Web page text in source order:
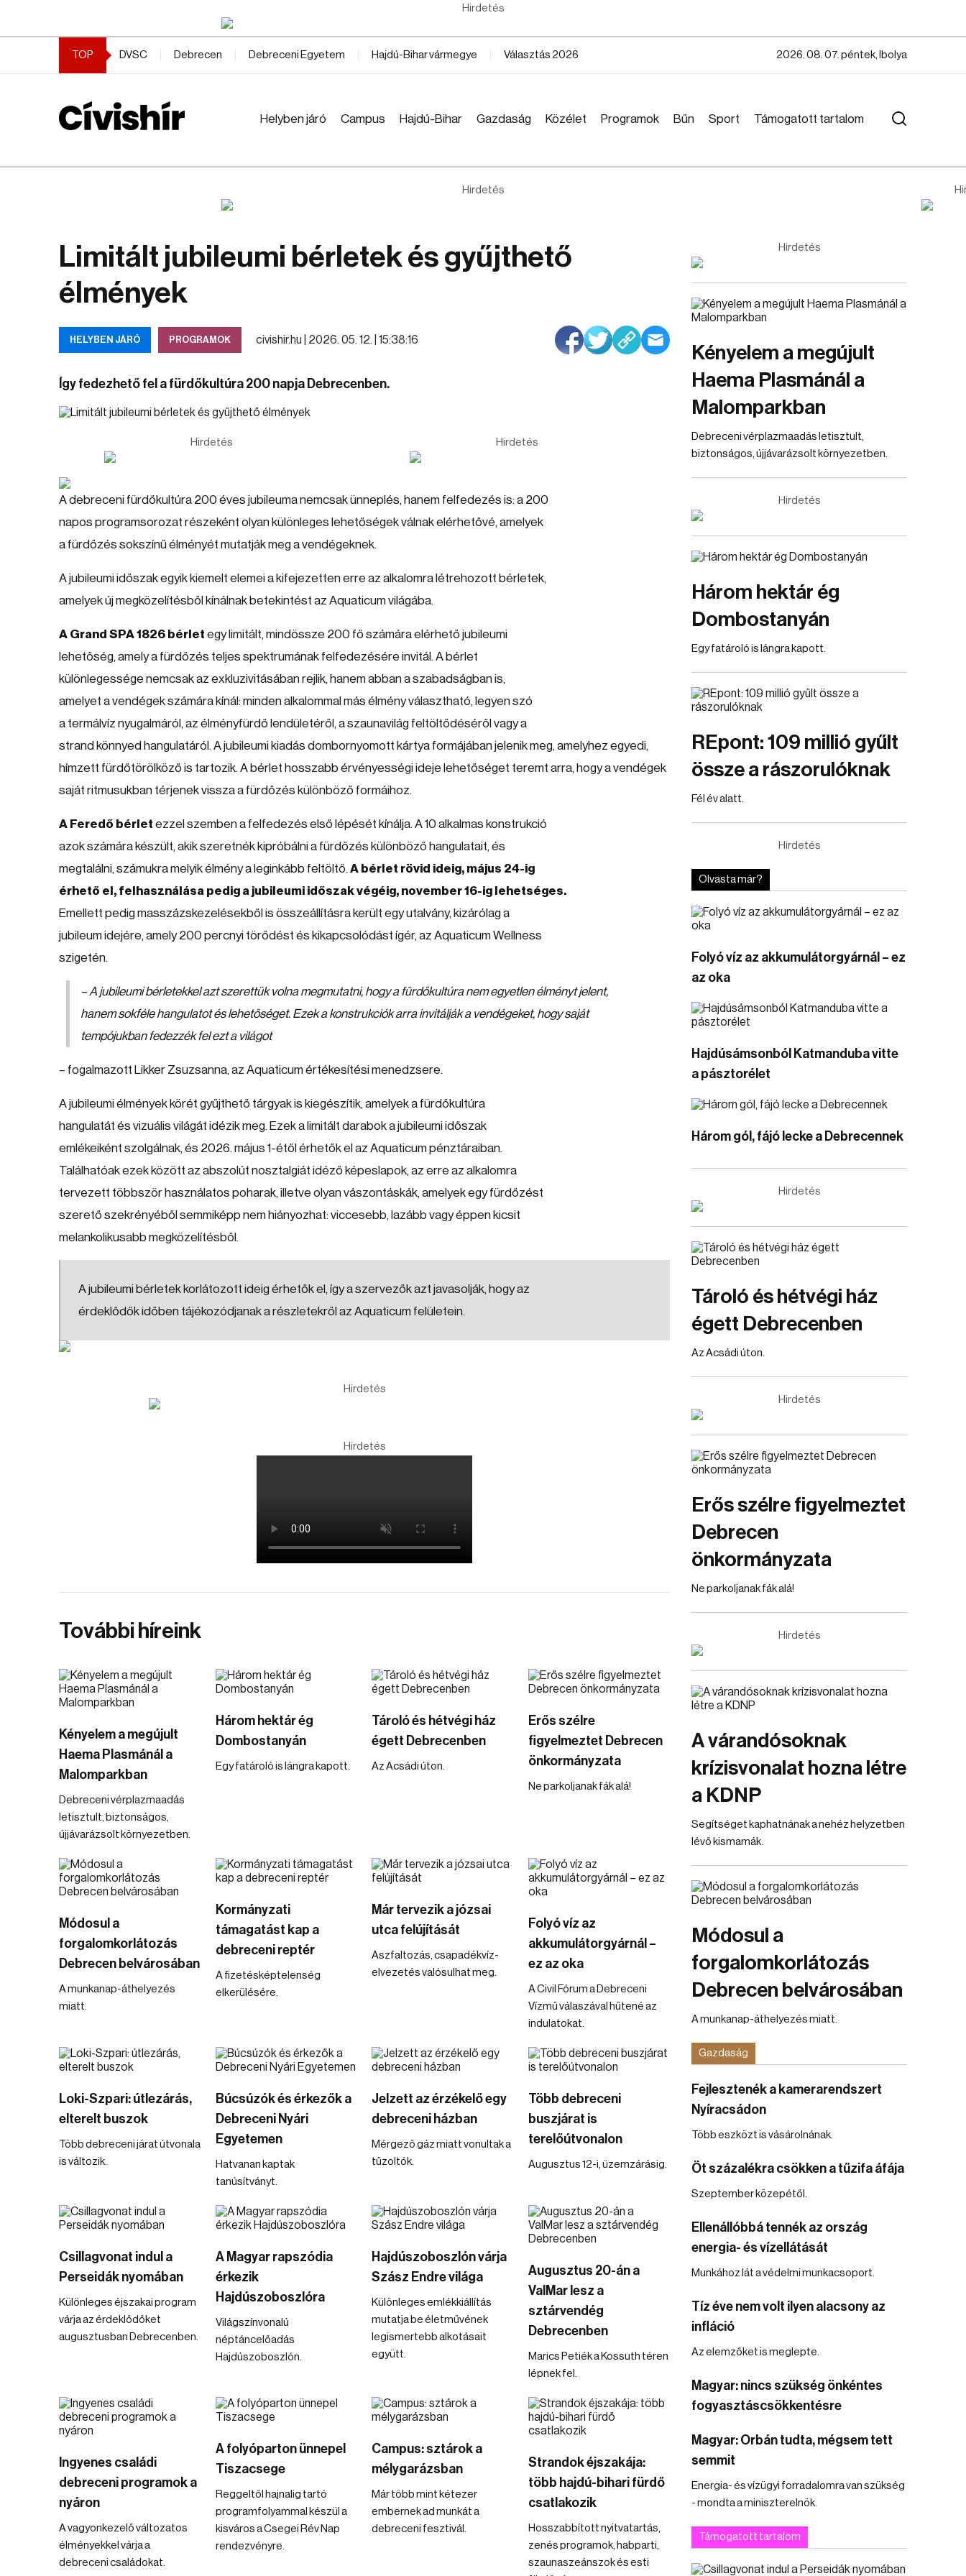
Hirdetés
TOP DVSC Debrecen Debreceni Egyetem Hajdú-Bihar vármegye Választás 2026 2026. 08. 07. péntek, Ibolya
Helyben járó Campus Hajdú-Bihar Gazdaság Közélet Programok Bűn Sport Támogatott tartalom
Hirdetés
Limitált jubileumi bérletek és gyűjthető
élmények
HELYBEN JÁRÓ PROGRAMOK civishir.hu | 2026. 05. 12. | 15:38:16
Így fedezhető fel a fürdőkultúra 200 napja Debrecenben.
Hirdetés Hirdetés
A debreceni fürdőkultúra 200 éves jubileuma nemcsak ünneplés, hanem felfedezés is: a 200
napos programsorozat részeként olyan különleges lehetőségek válnak elérhetővé, amelyek
a fürdőzés sokszínű élményét mutatják meg a vendégeknek.
A jubileumi időszak egyik kiemelt elemei a kifejezetten erre az alkalomra létrehozott bérletek,
amelyek új megközelítésből kínálnak betekintést az Aquaticum világába.
A Grand SPA 1826 bérlet egy limitált, mindössze 200 fő számára elérhető jubileumi
lehetőség, amely a fürdőzés teljes spektrumának felfedezésére invitál. A bérlet
különlegessége nemcsak az exkluzivitásában rejlik, hanem abban a szabadságban is,
amelyet a vendégek számára kínál: minden alkalommal más élmény választható, legyen szó
a termálvíz nyugalmáról, az élményfürdő lendületéről, a szaunavilág feltöltődéséről vagy a
strand könnyed hangulatáról. A jubileumi kiadás dombornyomott kártya formájában jelenik meg, amelyhez egyedi,
hímzett fürdőtörölköző is tartozik. A bérlet hosszabb érvényességi ideje lehetőséget teremt arra, hogy a vendégek
saját ritmusukban térjenek vissza a fürdőzés különböző formáihoz.
A Feredő bérlet ezzel szemben a felfedezés első lépését kínálja. A 10 alkalmas konstrukció
azok számára készült, akik szeretnék kipróbálni a fürdőzés különböző hangulatait, és
megtalálni, számukra melyik élmény a leginkább feltöltő. A bérlet rövid ideig, május 24-ig
érhető el, felhasználása pedig a jubileumi időszak végéig, november 16-ig lehetséges.
Emellett pedig masszázskezelésekből is összeállításra került egy utalvány, kizárólag a
jubileum idejére, amely 200 percnyi törődést és kikapcsolódást ígér, az Aquaticum Wellness
szigetén.
– A jubileumi bérletekkel azt szerettük volna megmutatni, hogy a fürdőkultúra nem egyetlen élményt jelent,
hanem sokféle hangulatot és lehetőséget. Ezek a konstrukciók arra invitálják a vendégeket, hogy saját
tempójukban fedezzék fel ezt a világot
– fogalmazott Likker Zsuzsanna, az Aquaticum értékesítési menedzsere.
A jubileumi élmények körét gyűjthető tárgyak is kiegészítik, amelyek a fürdőkultúra
hangulatát és vizuális világát idézik meg. Ezek a limitált darabok a jubileumi időszak
emlékeiként szolgálnak, és 2026. május 1-étől érhetők el az Aquaticum pénztáraiban.
Találhatóak ezek között az abszolút nosztalgiát idéző képeslapok, az erre az alkalomra
tervezett többször használatos poharak, illetve olyan vászontáskák, amelyek egy fürdőzést
szerető szekrényéből semmiképp nem hiányozhat: viccesebb, lazább vagy éppen kicsit
melankolikusabb megközelítésből.
A jubileumi bérletek korlátozott ideig érhetők el, így a szervezők azt javasolják, hogy az
érdeklődők időben tájékozódjanak a részletekről az Aquaticum felületein.
Hirdetés
Hirdetés
További híreink
Kényelem a megújult
Haema Plasmánál a
Malomparkban
Debreceni vérplazmaadás
letisztult, biztonságos,
újjávarázsolt környezetben.
Három hektár ég
Dombostanyán
Egy fatároló is lángra kapott.
Tároló és hétvégi ház
égett Debrecenben
Az Acsádi úton.
Erős szélre
figyelmeztet Debrecen
önkormányzata
Ne parkoljanak fák alá!
Módosul a
forgalomkorlátozás
Debrecen belvárosában
A munkanap-áthelyezés
miatt.
Kormányzati
támagatást kap a
debreceni reptér
A fizetésképtelenség
elkerülésére.
Már tervezik a józsai
utca felújítását
Aszfaltozás, csapadékvíz-
elvezetés valósulhat meg.
Folyó víz az
akkumulátorgyárnál –
ez az oka
A Civil Fórum a Debreceni
Vízmű válaszával hűtené az
indulatokat.
Loki-Szpari: útlezárás,
elterelt buszok
Több debreceni járat útvonala
is változik.
Búcsúzók és érkezők a
Debreceni Nyári
Egyetemen
Hatvanan kaptak
tanúsítványt.
Jelzett az érzékelő egy
debreceni házban
Mérgező gáz miatt vonultak a
tűzoltók.
Több debreceni
buszjárat is
terelőútvonalon
Augusztus 12-i, üzemzárásig.
Csillagvonat indul a
Perseidák nyomában
Különleges éjszakai program
várja az érdeklődőket
augusztusban Debrecenben.
A Magyar rapszódia
érkezik
Hajdúszoboszlóra
Világszínvonalú
néptáncelőadás
Hajdúszoboszlón.
Hajdúszoboszlón várja
Szász Endre világa
Különleges emlékkiállítás
mutatja be életművének
legismertebb alkotásait
együtt.
Augusztus 20-án a
ValMar lesz a
sztárvendég
Debrecenben
Marics Petiék a Kossuth téren
lépnek fel.
Ingyenes családi
debreceni programok a
nyáron
A vagyonkezelő változatos
élményekkel várja a
debreceni családokat.
A folyóparton ünnepel
Tiszacsege
Reggeltől hajnalig tartó
programfolyammal készül a
kisváros a Csegei Rév Nap
rendezvényre.
Campus: sztárok a
mélygarázsban
Már több mint kétezer
embernek ad munkát a
debreceni fesztivál.
Strandok éjszakája:
több hajdú-bihari fürdő
csatlakozik
Hosszabbított nyitvatartás,
zenés programok, habparti,
szaunaszeánszok és esti
Hirdetés
Kényelem a megújult
Haema Plasmánál a
Malomparkban
Debreceni vérplazmaadás letisztult,
biztonságos, újjávarázsolt környezetben.
Hirdetés
Három hektár ég
Dombostanyán
Egy fatároló is lángra kapott.
REpont: 109 millió gyűlt
össze a rászorulóknak
Fél év alatt.
Hirdetés
Olvasta már?
Folyó víz az akkumulátorgyárnál – ez
az oka
Hajdúsámsonból Katmanduba vitte
a pásztorélet
Három gól, fájó lecke a Debrecennek
Hirdetés
Tároló és hétvégi ház
égett Debrecenben
Az Acsádi úton.
Hirdetés
Erős szélre figyelmeztet
Debrecen
önkormányzata
Ne parkoljanak fák alá!
Hirdetés
A várandósoknak
krízisvonalat hozna létre
a KDNP
Segítséget kaphatnának a nehéz helyzetben
lévő kismamák.
Módosul a
forgalomkorlátozás
Debrecen belvárosában
A munkanap-áthelyezés miatt.
Gazdaság
Fejlesztenék a kamerarendszert
Nyíracsádon
Több eszközt is vásárolnának.
Öt százalékra csökken a tűzifa áfája
Szeptember közepétől.
Ellenállóbbá tennék az ország
energia- és vízellátását
Munkához lát a védelmi munkacsoport.
Tíz éve nem volt ilyen alacsony az
infláció
Az elemzőket is meglepte.
Magyar: nincs szükség önkéntes
fogyasztáscsökkentésre
Magyar: Orbán tudta, mégsem tett
semmit
Energia- és vízügyi forradalomra van szükség
- mondta a miniszterelnök.
Támogatott tartalom